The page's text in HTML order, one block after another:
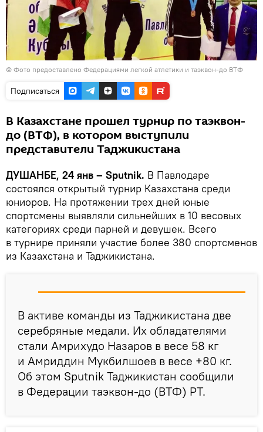
© Фото предоставлено Федерациями легкой атлетики и таэквон-до ВТФ
Подписаться
В Казахстане прошел турнир по таэквон-
до (ВТФ), в котором выступили
представители Таджикистана
ДУШАНБЕ, 24 янв – Sputnik. В Павлодаре
состоялся открытый турнир Казахстана среди
юниоров. На протяжении трех дней юные
спортсмены выявляли сильнейших в 10 весовых
категориях среди парней и девушек. Всего
в турнире приняли участие более 380 спортсменов
из Казахстана и Таджикистана.
В активе команды из Таджикистана две
серебряные медали. Их обладателями
стали Амрихудо Назаров в весе 58 кг
и Амриддин Мукбилшоев в весе +80 кг.
Об этом Sputnik Таджикистан сообщили
в Федерации таэквон-до (ВТФ) РТ.